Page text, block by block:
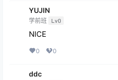
YUJIN
学前班 Lv0
NICE
0 0
ddc